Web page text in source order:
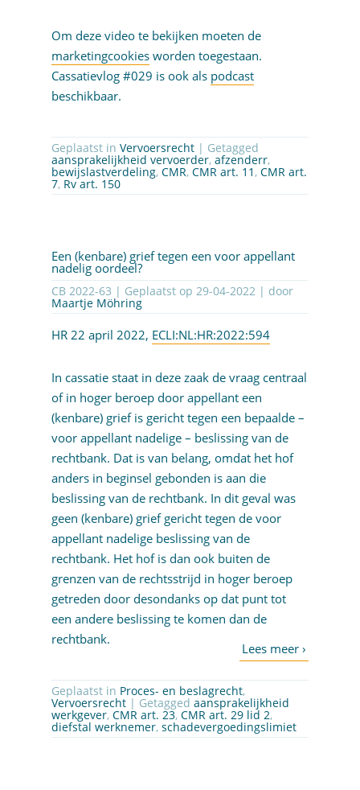
Om deze video te bekijken moeten de
marketingcookiesworden toegestaan.
Cassatievlog #029 is ook als podcast
beschikbaar.
Geplaatst in Vervoersrecht | Getagged
aansprakelijkheid vervoerder, afzenderr,
bewijslastverdeling, CMR, CMR art. 11 , CMR art.
7, Rv art. 150
Een (kenbare) grief tegen een voor appellant
nadelig oordeel?
CB 2022-63 | Geplaatst op 29-04-2022| door
Maartje Möhring
HR 22 april 2022, ECLI:NL:HR:2022:594
In cassatie staat in deze zaak de vraag centraal
of in hoger beroep door appellant een
(kenbare) grief is gericht tegen een bepaalde –
voor appellant nadelige – beslissing van de
rechtbank. Dat is van belang, omdat het hof
anders in beginsel gebonden is aan die
beslissing van de rechtbank. In dit geval was
geen (kenbare) grief gericht tegen de voor
appellant nadelige beslissing van de
rechtbank. Het hof is dan ook buiten de
grenzen van de rechtsstrijd in hoger beroep
getreden door desondanks op dat punt tot
een andere beslissing te komen dan de
rechtbank.
Geplaatst in Proces- en beslagrecht,
Vervoersrecht | Getagged aansprakelijkheid
werkgever, CMR art. 23, CMR art. 29 lid 2,
diefstal werknemer, schadevergoedingslimiet